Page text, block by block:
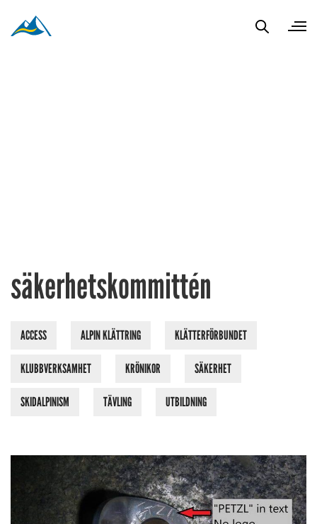
säkerhetskommittén
ACCESS ALPIN KLÄTTRING KLÄTTERFÖRBUNDET
KLUBBVERKSAMHET KRÖNIKOR SÄKERHET
SKIDALPINISM TÄVLING UTBILDNING